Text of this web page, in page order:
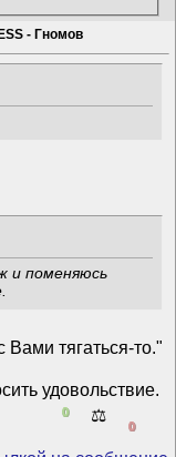
- Гномов
и поменяюсь
Вами тягаться-то."
удовольствие.
0 ⚖️
0